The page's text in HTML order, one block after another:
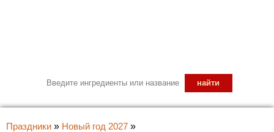
Праздники » Новый год 2027 »